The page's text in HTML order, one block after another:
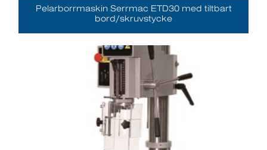
Pelarborrmaskin Serrmac ETD30 med tiltbart
bord/skruvstycke